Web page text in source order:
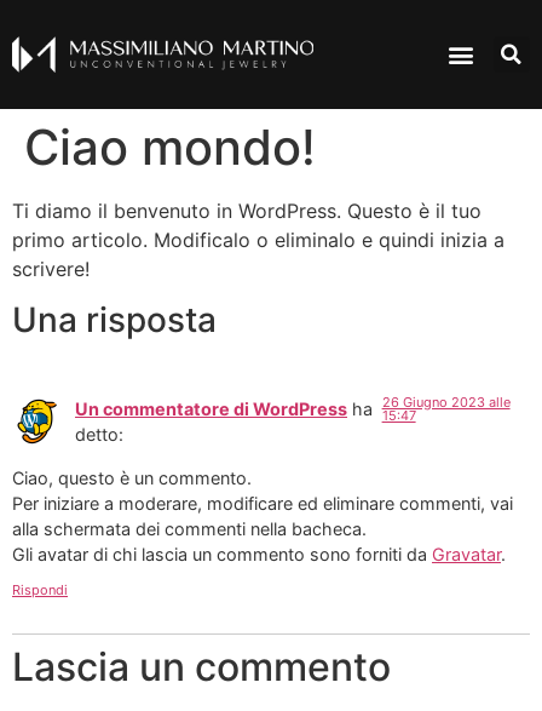
Ciao mondo!
Ti diamo il benvenuto in WordPress. Questo è il tuo
primo articolo. Modificalo o eliminalo e quindi inizia a
scrivere!
Una risposta
Un commentatore di WordPress ha
detto:
26 Giugno 2023 alle
15:47
Ciao, questo è un commento.
Per iniziare a moderare, modificare ed eliminare commenti, vai
alla schermata dei commenti nella bacheca.
Gli avatar di chi lascia un commento sono forniti da Gravatar.
Rispondi
Lascia un commento